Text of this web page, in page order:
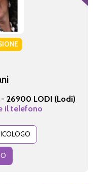
- 26900 LODI (Lodi)
il telefono